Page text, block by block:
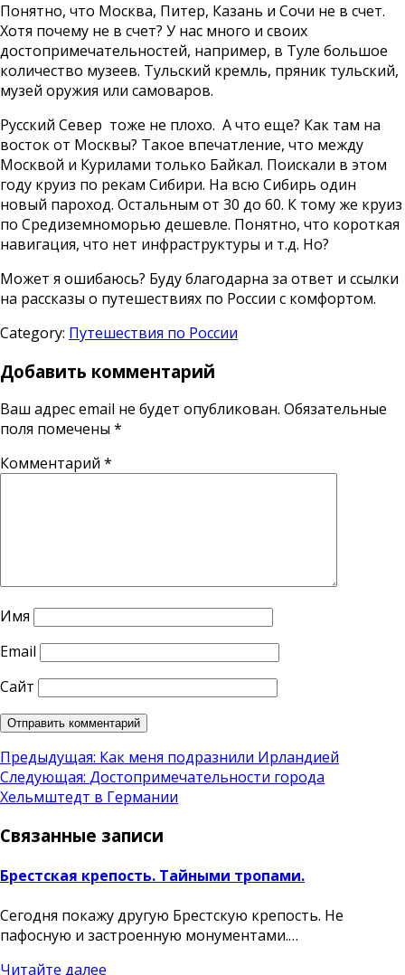
Понятно, что Москва, Питер, Казань и Сочи не в счет.
Хотя почему не в счет? У нас много и своих
достопримечательностей, например, в Туле большое
количество музеев. Тульский кремль, пряник тульский,
музей оружия или самоваров.
Русский Север тоже не плохо. А что еще? Как там на
восток от Москвы? Такое впечатление, что между
Москвой и Курилами только Байкал. Поискали в этом
году круиз по рекам Сибири. На всю Сибирь один
новый пароход. Остальным от 30 до 60. К тому же круиз
по Средиземноморью дешевле. Понятно, что короткая
навигация, что нет инфраструктуры и т.д. Но?
Может я ошибаюсь? Буду благодарна за ответ и ссылки
на рассказы о путешествиях по России с комфортом.
Category: Путешествия по России
Добавить комментарий
Ваш адрес email не будет опубликован. Обязательные
поля помечены *
Комментарий *
Имя
Email
Сайт
Навигация
по
Предыдущая: Как меня подразнили Ирландией
Следующая: Достопримечательности города
Хельмштедт в Германии
Связанные записи
Брестская крепость. Тайными тропами.
Сегодня покажу другую Брестскую крепость. Не
пафосную и застроенную монументами.…
Читайте далее